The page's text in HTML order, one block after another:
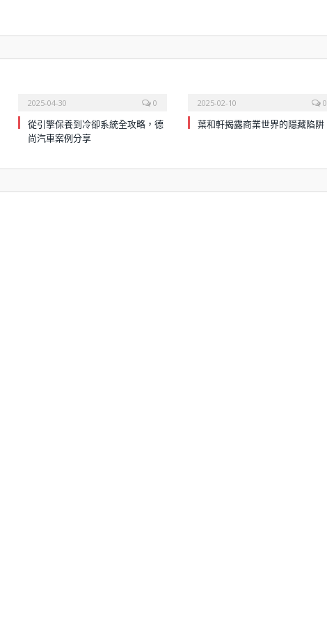
2025-04-30 0
從引擎保養到冷卻系統全攻略，德
尚汽車案例分享
2025-02-10 0
葉和軒揭露商業世界的隱藏陷阱